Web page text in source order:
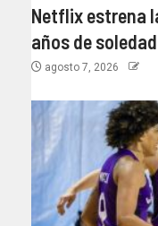
Netflix estrena
años de
agosto 7, 2026